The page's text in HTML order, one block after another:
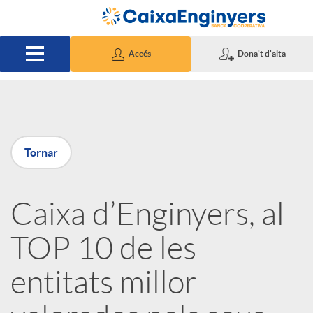
Salta al contingut principal
Accés Dona't d'alta
P
u
b
Tornar
Caixa d’Enginyers, al
TOP 10 de les
entitats millor